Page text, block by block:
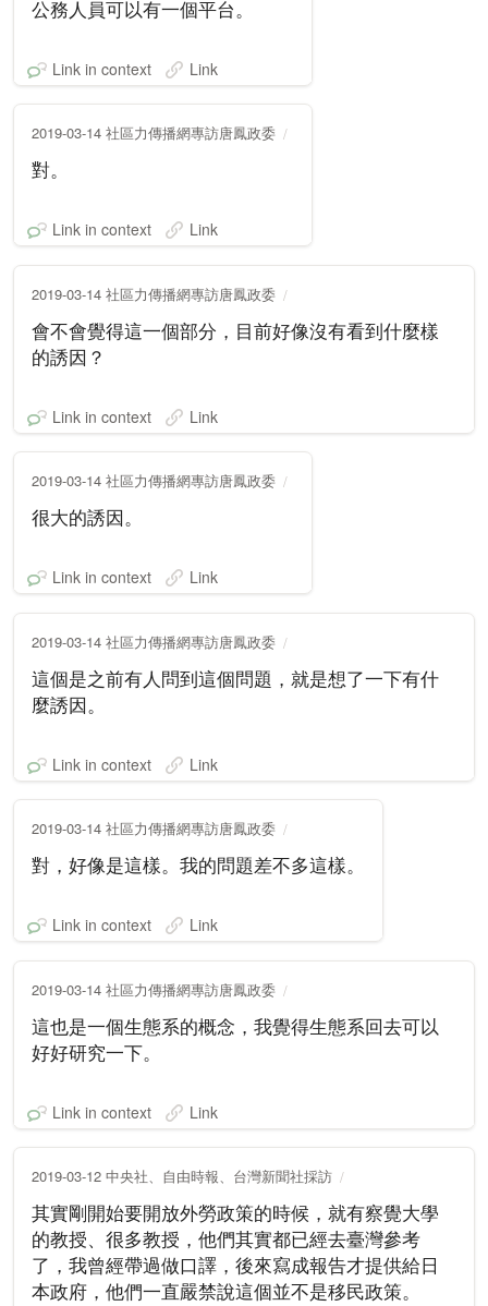
公務人員可以有一個平台。
Link in context Link
2019-03-14 社區力傳播網專訪唐鳳政委
對。
Link in context Link
2019-03-14 社區力傳播網專訪唐鳳政委
會不會覺得這一個部分，目前好像沒有看到什麼樣
的誘因？
Link in context Link
2019-03-14 社區力傳播網專訪唐鳳政委
很大的誘因。
Link in context Link
2019-03-14 社區力傳播網專訪唐鳳政委
這個是之前有人問到這個問題，就是想了一下有什
麼誘因。
Link in context Link
2019-03-14 社區力傳播網專訪唐鳳政委
對，好像是這樣。我的問題差不多這樣。
Link in context Link
2019-03-14 社區力傳播網專訪唐鳳政委
這也是一個生態系的概念，我覺得生態系回去可以
好好研究一下。
Link in context Link
2019-03-12 中央社、自由時報、台灣新聞社採訪
其實剛開始要開放外勞政策的時候，就有察覺大學
的教授、很多教授，他們其實都已經去臺灣參考
了，我曾經帶過做口譯，後來寫成報告才提供給日
本政府，他們一直嚴禁說這個並不是移民政策。